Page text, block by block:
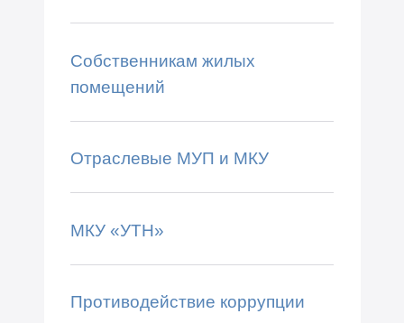
Собственникам жилых
помещений
Отраслевые МУП и МКУ
МКУ «УТН»
Противодействие коррупции